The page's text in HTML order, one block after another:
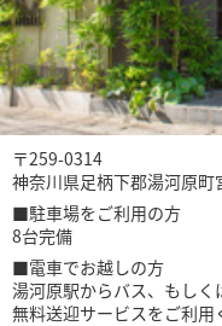
〒259-0314
神奈川県足柄下郡湯河原町
■駐車場をご利用の方
8台完備
■電車でお越しの方
湯河原駅からバス、もしく
無料送迎サービスをご利用